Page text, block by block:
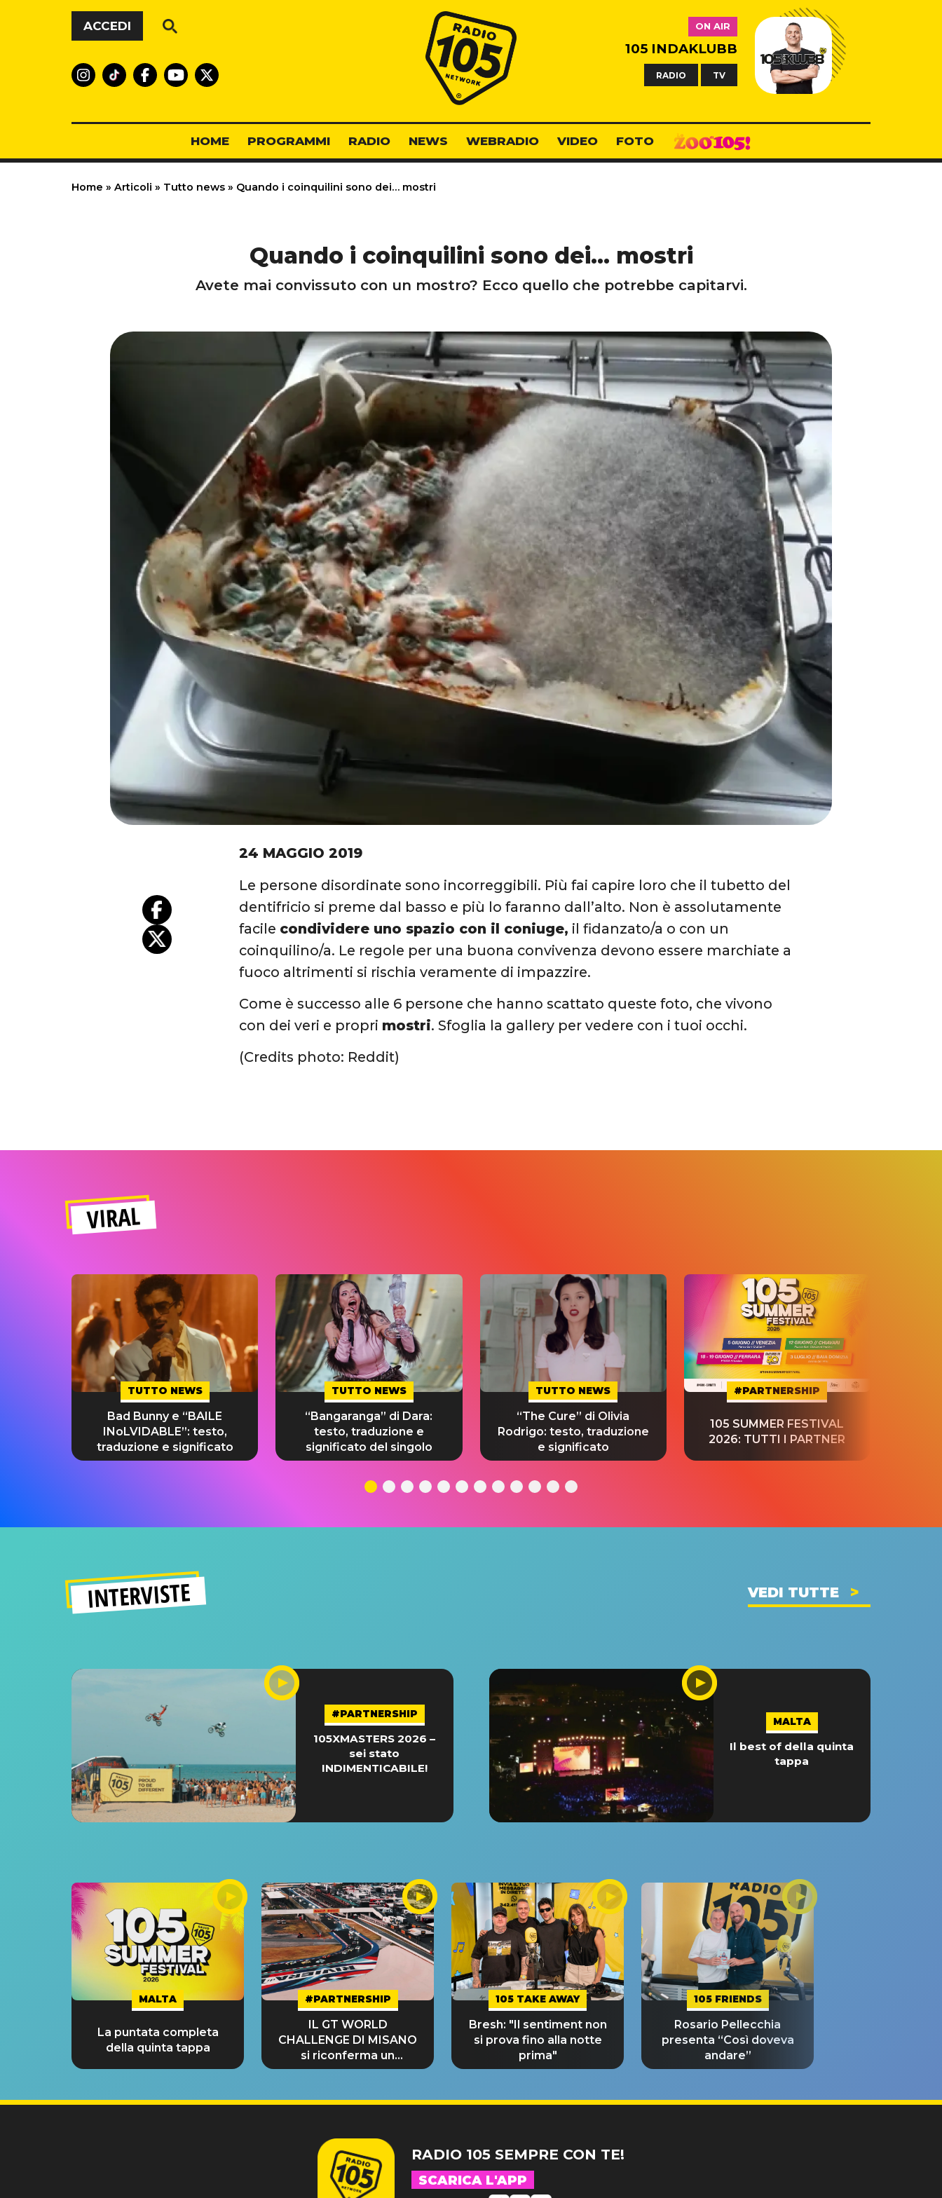
Vai al contenuto
ACCEDI
Radio 105
ON AIR
105 INDAKLUBB
RADIO TV
HOME PROGRAMMI RADIO NEWS WEBRADIO VIDEO FOTO
Home » Articoli » Tutto news » Quando i coinquilini sono dei… mostri
Quando i coinquilini sono dei… mostri
Avete mai convissuto con un mostro? Ecco quello che potrebbe capitarvi.
24 MAGGIO 2019
Le persone disordinate sono incorreggibili. Più fai capire loro che il tubetto del
dentifricio si preme dal basso e più lo faranno dall’alto. Non è assolutamente
facile condividere uno spazio con il coniuge, il fidanzato/a o con un
coinquilino/a. Le regole per una buona convivenza devono essere marchiate a
fuoco altrimenti si rischia veramente di impazzire.
Come è successo alle 6 persone che hanno scattato queste foto, che vivono
con dei veri e propri mostri. Sfoglia la gallery per vedere con i tuoi occhi.
(Credits photo: Reddit)
VIRAL
TUTTO NEWS
Bad Bunny e “BAILE
INoLVIDABLE”: testo,
traduzione e significato
TUTTO NEWS
“Bangaranga” di Dara:
testo, traduzione e
significato del singolo
TUTTO NEWS
“The Cure” di Olivia
Rodrigo: testo, traduzione
e significato
#PARTNERSHIP
105 SUMMER FESTIVAL
2026: TUTTI I PARTNER
INTERVISTE VEDI TUTTE
#PARTNERSHIP
105XMASTERS 2026 –
sei stato
INDIMENTICABILE!
MALTA
Il best of della quinta
tappa
MALTA
La puntata completa
della quinta tappa
#PARTNERSHIP
IL GT WORLD
CHALLENGE DI MISANO
si riconferma un
GRANDE SUCCESSO!
105 TAKE AWAY
Bresh: "Il sentiment non
si prova fino alla notte
prima"
105 FRIENDS
Rosario Pellecchia
presenta “Così doveva
andare”
RADIO 105 SEMPRE CON TE!
SCARICA L'APP